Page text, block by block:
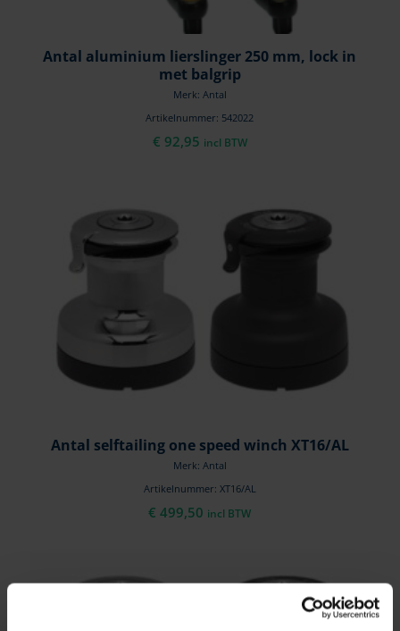
Antal aluminium lierslinger 250 mm, lock in
met balgrip
Merk: Antal
Artikelnummer: 542022
€ 92,95 incl BTW
Antal selftailing one speed winch XT16/AL
Merk: Antal
Artikelnummer: XT16/AL
€ 499,50 incl BTW